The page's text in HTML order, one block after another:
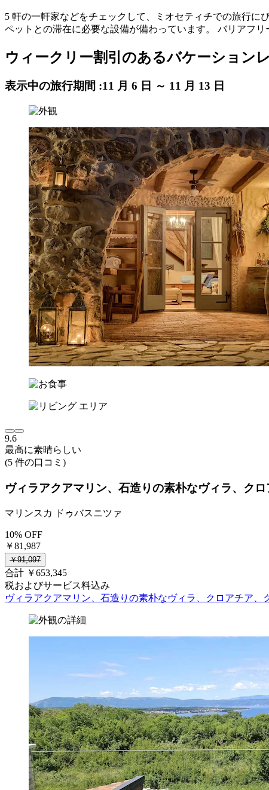
5 軒の一軒家などをチェックして、ミオセティチでの旅行に
ペットとの滞在に必要な設備が備わっています。 バリアフ
ウィークリー割引のあるバケーション
表示中の旅行期間 :11 月 6 日 ～ 11 月 13 日
9.6
最高に素晴らしい
(5 件の口コミ)
ヴィラアクアマリン、石造りの素朴なヴィラ、ク
マリンスカ ドゥバスニツァ
10% OFF
￥81,987
￥91,097
合計 ￥653,345
税およびサービス料込み
ヴィラアクアマリン、石造りの素朴なヴィラ、クロアチア、